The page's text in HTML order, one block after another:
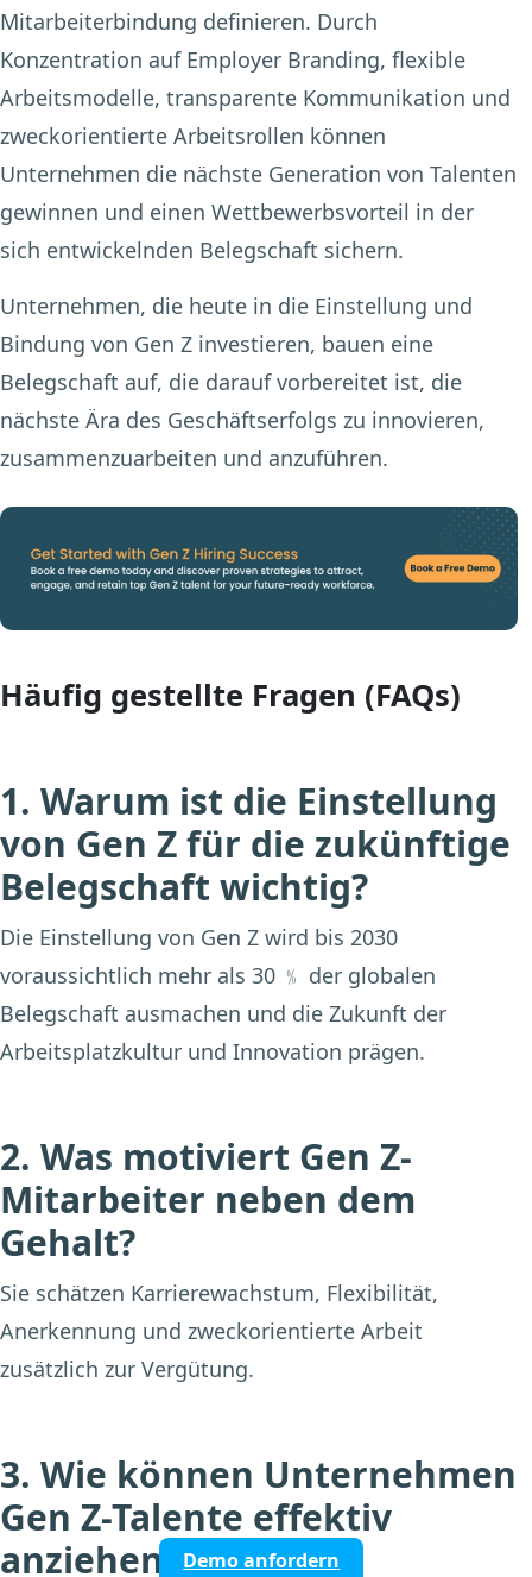
Mitarbeiterbindung definieren. Durch
Konzentration auf Employer Branding, flexible
Arbeitsmodelle, transparente Kommunikation und
zweckorientierte Arbeitsrollen können
Unternehmen die nächste Generation von Talenten
gewinnen und einen Wettbewerbsvorteil in der
sich entwickelnden Belegschaft sichern.
Unternehmen, die heute in die Einstellung und
Bindung von Gen Z investieren, bauen eine
Belegschaft auf, die darauf vorbereitet ist, die
nächste Ära des Geschäftserfolgs zu innovieren,
zusammenzuarbeiten und anzuführen.
Häufig gestellte Fragen (FAQs)
1. Warum ist die Einstellung
von Gen Z für die zukünftige
Belegschaft wichtig?
Die Einstellung von Gen Z wird bis 2030
voraussichtlich mehr als 30 ﹪ der globalen
Belegschaft ausmachen und die Zukunft der
Arbeitsplatzkultur und Innovation prägen.
2. Was motiviert Gen Z-
Mitarbeiter neben dem
Gehalt?
Sie schätzen Karrierewachstum, Flexibilität,
Anerkennung und zweckorientierte Arbeit
zusätzlich zur Vergütung.
3. Wie können Unternehmen
Gen Z-Talente effektiv
anziehen?
Demo anfordern